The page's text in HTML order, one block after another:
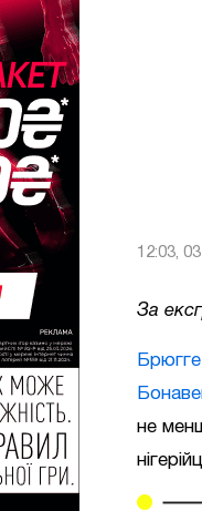
12:03,
За
Брюгге
не